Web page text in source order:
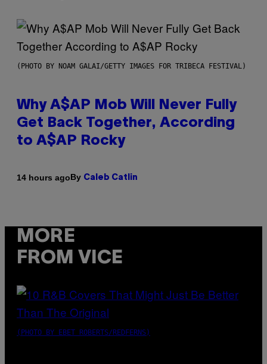
(PHOTO BY NOAM GALAI/GETTY IMAGES FOR TRIBECA FESTIVAL)
Why A$AP Mob Will Never Fully
Get Back Together, According
to A$AP Rocky
14 hours agoBy Caleb Catlin
MORE
FROM VICE
(PHOTO BY EBET ROBERTS/REDFERNS)